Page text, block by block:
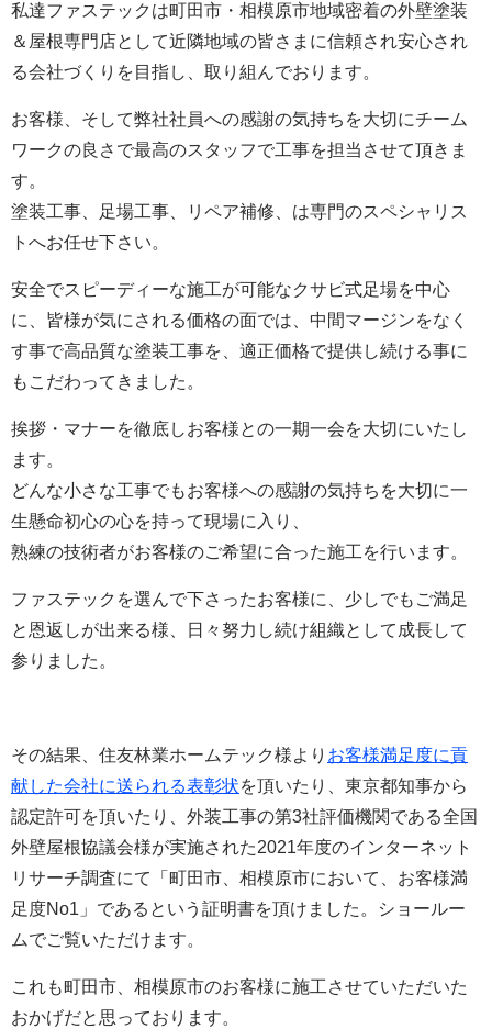
私達ファステックは町田市・相模原市地域密着の外壁塗装
＆屋根専門店として近隣地域の皆さまに信頼され安心され
る会社づくりを目指し、取り組んでおります。
お客様、そして弊社社員への感謝の気持ちを大切にチーム
ワークの良さで最高のスタッフで工事を担当させて頂きま
す。
塗装工事、足場工事、リペア補修、は専門のスペシャリス
トへお任せ下さい。
安全でスピーディーな施工が可能なクサビ式足場を中心
に、皆様が気にされる価格の面では、中間マージンをなく
す事で高品質な塗装工事を、適正価格で提供し続ける事に
もこだわってきました。
挨拶・マナーを徹底しお客様との一期一会を大切にいたし
ます。
どんな小さな工事でもお客様への感謝の気持ちを大切に一
生懸命初心の心を持って現場に入り、
熟練の技術者がお客様のご希望に合った施工を行います。
ファステックを選んで下さったお客様に、少しでもご満足
と恩返しが出来る様、日々努力し続け組織として成長して
参りました。
その結果、 住友林業ホームテック様より お客様満足度に貢
献した会社に送られる表彰状を頂いたり、東京都知事から
認定許可を頂いたり、外装工事の第3社評価機関である全国
外壁屋根協議会様が実施された2021年度のインターネット
リサーチ調査にて「町田市、相模原市において、お客様満
足度No1」であるという証明書を頂けました。ショールー
ムでご覧いただけます。
これも町田市、相模原市のお客様に施工させていただいた
おかげだと思っております。